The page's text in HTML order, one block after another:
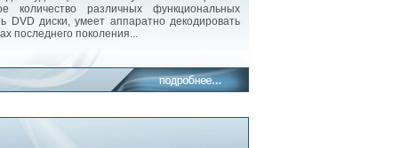
различных функциональных
DVD диски, умеет аппаратно декодировать
последнего поколения...